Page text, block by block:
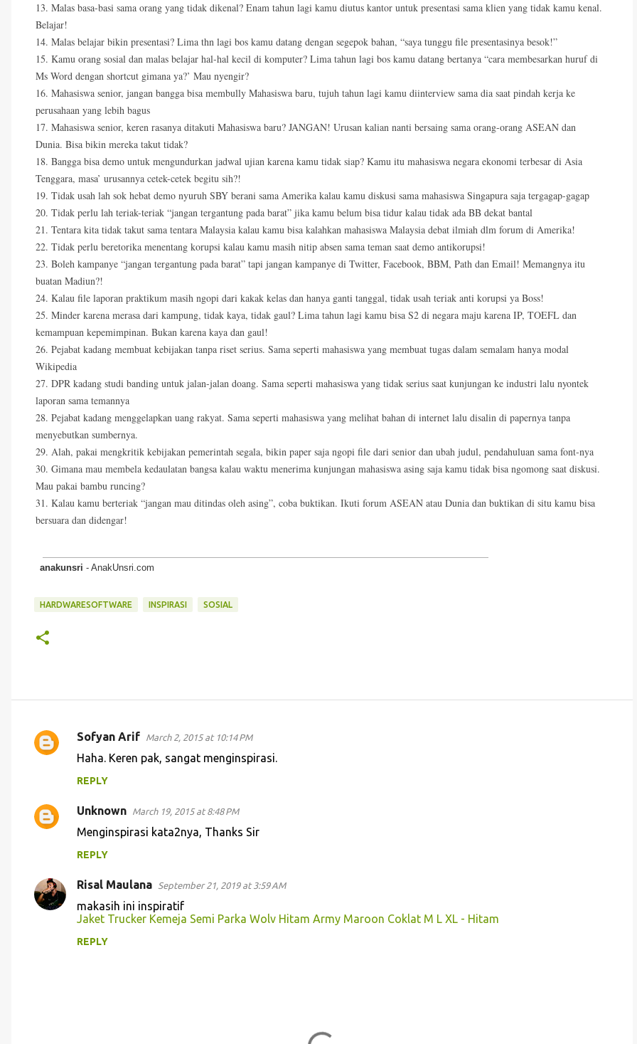
13. Malas basa-basi sama orang yang tidak dikenal? Enam tahun lagi kamu diutus kantor untuk presentasi sama klien yang tidak kamu kenal.
Belajar!
14. Malas belajar bikin presentasi? Lima thn lagi bos kamu datang dengan segepok bahan, “saya tunggu file presentasinya besok!”
15. Kamu orang sosial dan malas belajar hal-hal kecil di komputer? Lima tahun lagi bos kamu datang bertanya “cara membesarkan huruf di
Ms Word dengan shortcut gimana ya?’ Mau nyengir?
16. Mahasiswa senior, jangan bangga bisa membully Mahasiswa baru, tujuh tahun lagi kamu diinterview sama dia saat pindah kerja ke
perusahaan yang lebih bagus
17. Mahasiswa senior, keren rasanya ditakuti Mahasiswa baru? JANGAN! Urusan kalian nanti bersaing sama orang-orang ASEAN dan
Dunia. Bisa bikin mereka takut tidak?
18. Bangga bisa demo untuk mengundurkan jadwal ujian karena kamu tidak siap? Kamu itu mahasiswa negara ekonomi terbesar di Asia
Tenggara, masa’ urusannya cetek-cetek begitu sih?!
19. Tidak usah lah sok hebat demo nyuruh SBY berani sama Amerika kalau kamu diskusi sama mahasiswa Singapura saja tergagap-gagap
20. Tidak perlu lah teriak-teriak “jangan tergantung pada barat” jika kamu belum bisa tidur kalau tidak ada BB dekat bantal
21. Tentara kita tidak takut sama tentara Malaysia kalau kamu bisa kalahkan mahasiswa Malaysia debat ilmiah dlm forum di Amerika!
22. Tidak perlu beretorika menentang korupsi kalau kamu masih nitip absen sama teman saat demo antikorupsi!
23. Boleh kampanye “jangan tergantung pada barat” tapi jangan kampanye di Twitter, Facebook, BBM, Path dan Email! Memangnya itu
buatan Madiun?!
24. Kalau file laporan praktikum masih ngopi dari kakak kelas dan hanya ganti tanggal, tidak usah teriak anti korupsi ya Boss!
25. Minder karena merasa dari kampung, tidak kaya, tidak gaul? Lima tahun lagi kamu bisa S2 di negara maju karena IP, TOEFL dan
kemampuan kepemimpinan. Bukan karena kaya dan gaul!
26. Pejabat kadang membuat kebijakan tanpa riset serius. Sama seperti mahasiswa yang membuat tugas dalam semalam hanya modal
Wikipedia
27. DPR kadang studi banding untuk jalan-jalan doang. Sama seperti mahasiswa yang tidak serius saat kunjungan ke industri lalu nyontek
laporan sama temannya
28. Pejabat kadang menggelapkan uang rakyat. Sama seperti mahasiswa yang melihat bahan di internet lalu disalin di papernya tanpa
menyebutkan sumbernya.
29. Alah, pakai mengkritik kebijakan pemerintah segala, bikin paper saja ngopi file dari senior dan ubah judul, pendahuluan sama font-nya
30. Gimana mau membela kedaulatan bangsa kalau waktu menerima kunjungan mahasiswa asing saja kamu tidak bisa ngomong saat diskusi.
Mau pakai bambu runcing?
31. Kalau kamu berteriak “jangan mau ditindas oleh asing”, coba buktikan. Ikuti forum ASEAN atau Dunia dan buktikan di situ kamu bisa
bersuara dan didengar!
anakunsri - AnakUnsri.com
HARDWARESOFTWARE INSPIRASI SOSIAL
C
m
e
s
Sofyan Arif March 2, 2015 at 10:14 PM
Haha. Keren pak, sangat menginspirasi.
REPLY
Unknown March 19, 2015 at 8:48 PM
Menginspirasi kata2nya, Thanks Sir
REPLY
Risal Maulana September 21, 2019 at 3:59 AM
makasih ini inspiratif
Jaket Trucker Kemeja Semi Parka Wolv Hitam Army Maroon Coklat M L XL - Hitam
REPLY